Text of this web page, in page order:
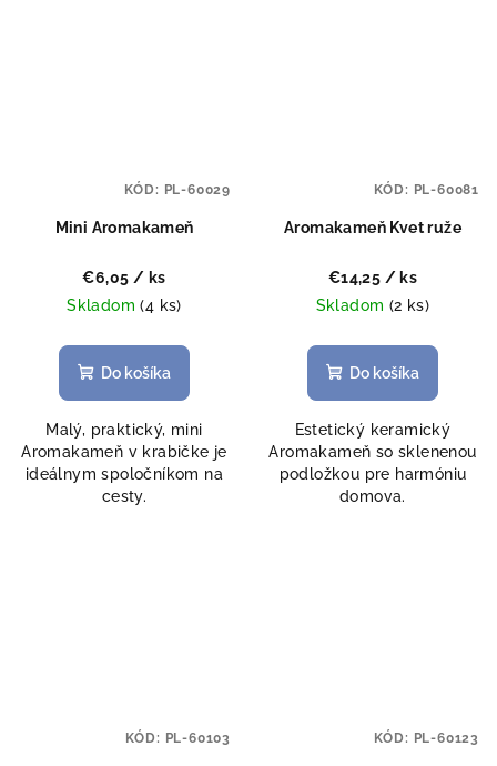
Mini Aromakameň
€6,05 / ks
Skladom(4 ks)
Do košíka
Malý, praktický, mini
Aromakameň v krabičke je
ideálnym spoločníkom na
cesty.
KÓD: PL-60029
Aromakameň Kvet ruže
€14,25 / ks
Skladom (2 ks)
Do košíka
Estetický keramický
Aromakameň so sklenenou
podložkou pre harmóniu
domova.
KÓD: PL-60081
KÓD: PL-60103 KÓD: PL-60123